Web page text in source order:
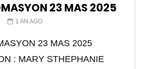
23 MAS 2025
1 AN AGO
23 MAS 2025
: MARY STHEPHANIE